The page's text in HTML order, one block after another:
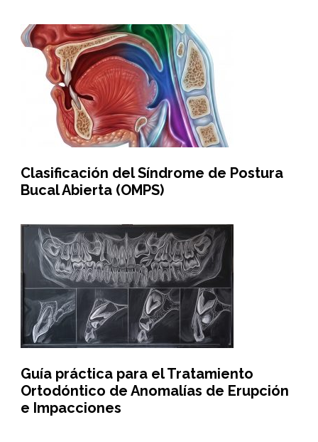
Clasificación del Síndrome de Postura
Bucal Abierta (OMPS)
Guía práctica para el Tratamiento
Ortodóntico de Anomalías de Erupción
e Impacciones